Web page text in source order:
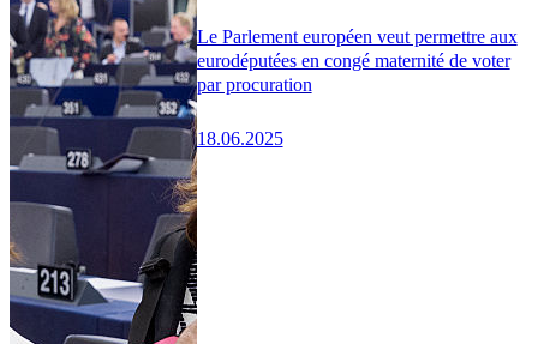
Le Parlement européen veut permettre aux
eurodéputées en congé maternité de voter
par procuration
18.06.2025